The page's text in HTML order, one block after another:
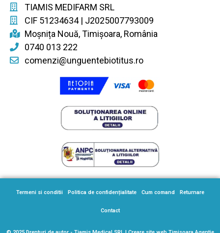
TIAMIS MEDIFARM SRL
CIF 51234634 | J2025007793009
Moșnița Nouă, Timișoara, România
0740 013 222
comenzi@unguentebiotitus.ro
Termeni si conditii Politica de confidențialitate Cum comand Returnare
Contact